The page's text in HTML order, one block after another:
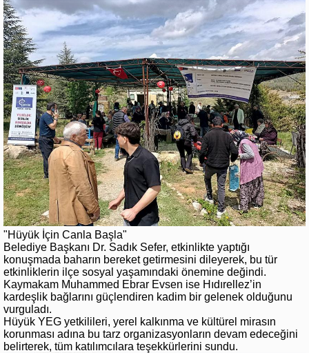
"Hüyük İçin Canla Başla"
Belediye Başkanı Dr. Sadık Sefer, etkinlikte yaptığı
konuşmada baharın bereket getirmesini dileyerek, bu tür
etkinliklerin ilçe sosyal yaşamındaki önemine değindi.
Kaymakam Muhammed Ebrar Evsen ise Hıdırellez’in
kardeşlik bağlarını güçlendiren kadim bir gelenek olduğunu
vurguladı.
Hüyük YEG yetkilileri, yerel kalkınma ve kültürel mirasın
korunması adına bu tarz organizasyonların devam edeceğini
belirterek, tüm katılımcılara teşekkürlerini sundu.